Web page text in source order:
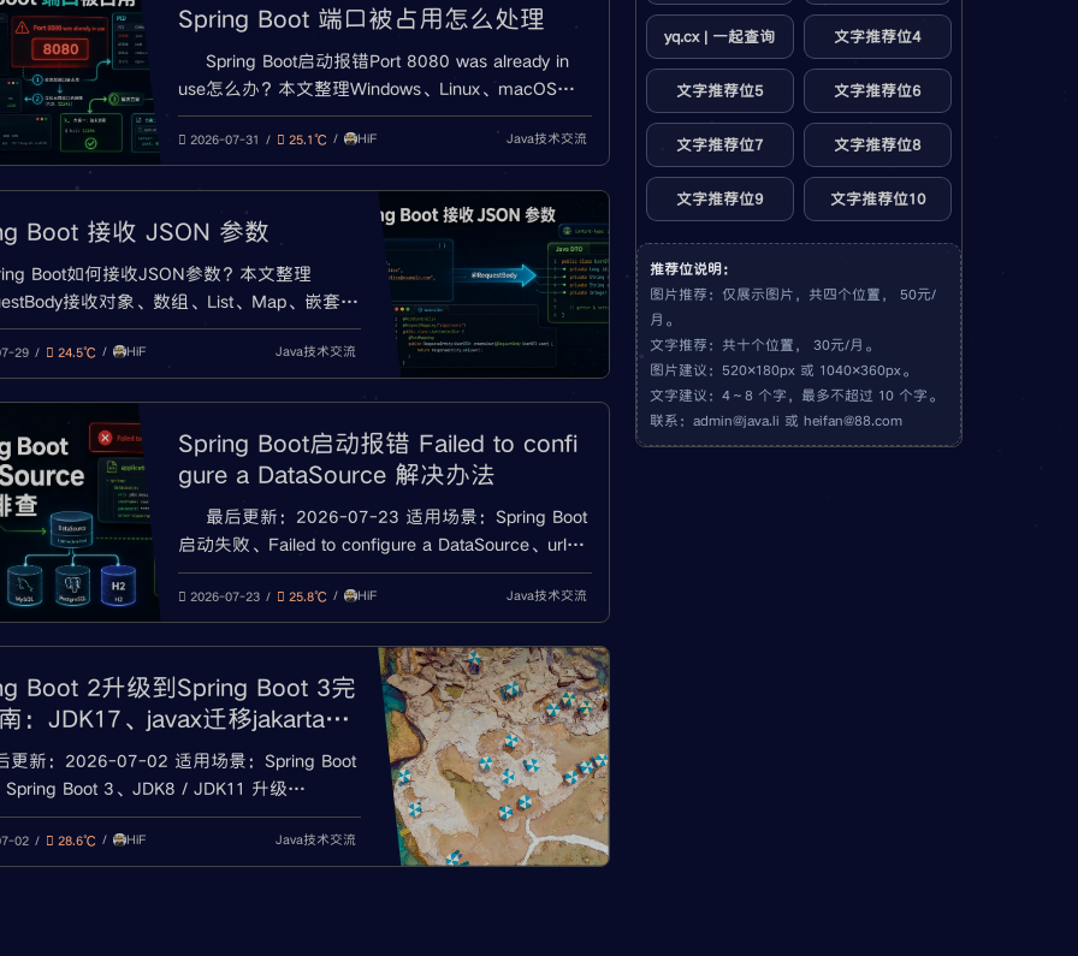
Spring Boot 端口被占用怎么处理
Spring Boot启动报错Port 8080 was already in
use怎么办？本文整理Windows、Linux、macOS查
看8080端口占用的方法，包含netstat、lsof、kill、
taskkill、server.port修改、启动参数、环境变量、
Docker端口映射和IDEA重复启动排查。
2026-07-31 25.1℃ HiF Java技术交流
Boot 接收 JSON 参数
Boot如何接收JSON参数？本文整理
接收对象、数组、List、Map、嵌套对
、@JsonProperty、@Valid参数校
Required request body is missing、415
Media Type、JSON parse error等常见
29 24.5℃ HiF Java技术交流
Spring Boot启动报错 Failed to confi
gure a DataSource 解决办法
最后更新：2026-07-23 适用场景：Spring Boot
启动失败、Failed to configure a DataSource、url
attribute is not specified、Failed to determine a
suitable driver class、数据库配
2026-07-23 25.8℃ HiF Java技术交流
Boot 2升级到Spring Boot 3完
：JDK17、javax迁移jakarta、
容与常见报错
更新：2026-07-02 适用场景：Spring Boot
Boot 3、JDK8 / JDK11 升级
javax 迁移 jakarta、Spring Framework 6、
6、Maven / Gradle 构建失败、Sp
02 28.6℃ HiF Java技术交流
yq.cx | 一起查询 文字推荐位4
文字推荐位5 文字推荐位6
文字推荐位7 文字推荐位8
文字推荐位9 文字推荐位10
推荐位说明：
图片推荐：仅展示图片，共四个位置， 50元/
月。
文字推荐：共十个位置， 30元/月。
图片建议：520×180px 或 1040×360px。
文字建议：4～8 个字，最多不超过 10 个字。
联系： admin@java.li 或 heifan@88.com